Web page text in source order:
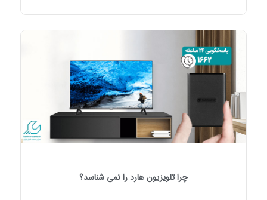
چرا تلویزیون هارد را نمی شناسد؟